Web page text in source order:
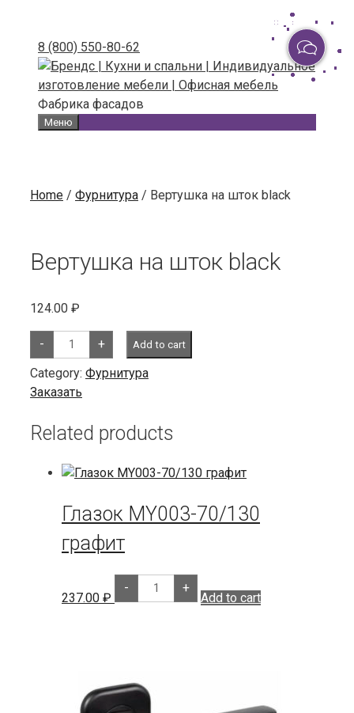
content8 (800) 550-80-62
Фабрика фасадов
Меню
Home / Фурнитура / Вертушка на шток black
Вертушка на шток black
124.00 ₽
-
Вертушка
шток
black
quantity
+ Add to cart
Category: Фурнитура
Заказать
Related products
Глазок MY003-70/130
графит
237.00 ₽
-
Глазок
MY003-
70/130
+
Add to cart